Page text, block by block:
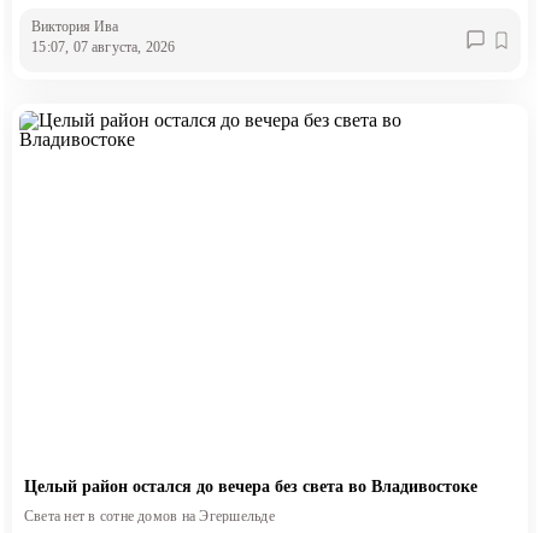
Виктория Ива
15:07, 07 августа, 2026
Целый район остался до вечера без света во Владивостоке
Света нет в сотне домов на Эгершельде